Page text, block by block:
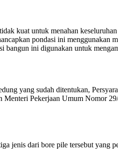
kuat untuk menahan
pondasi ini menggunakan
bangun ini digunakan untuk
yang sudah ditentukan,
Menteri Pekerjaan Umum Nomor
jenis dari bore pile tersebut yang